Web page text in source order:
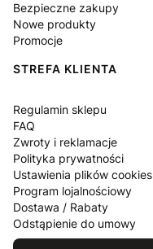
Bezpieczne zakupy
Nowe produkty
Promocje
STREFA KLIENTA
Regulamin sklepu
FAQ
Zwroty i reklamacje
Polityka prywatności
Ustawienia plików cookies
Program lojalnościowy
Dostawa / Rabaty
Odstąpienie do umowy
Blog